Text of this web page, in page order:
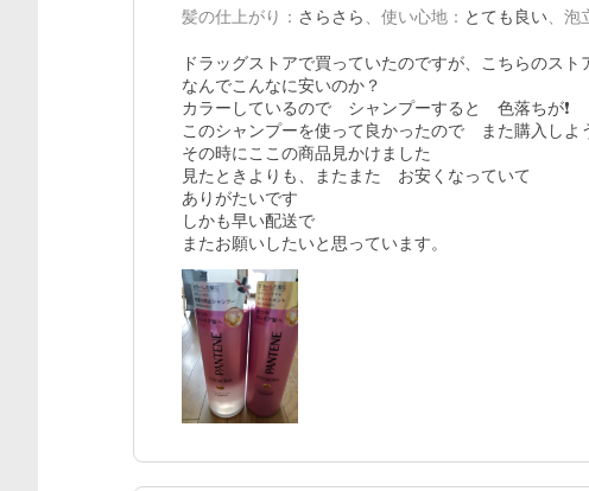
髪の仕上がり ： さらさら 使い心地 ： とても良い 泡
ドラッグストアで買っていたのですが、こちらのス
なんでこんなに安いのか？
カラーしているので　シャンプーすると　色落ちが❗
このシャンプーを使って良かったので　また購入しよ
その時にここの商品見かけました
見たときよりも、またまた　お安くなっていて
ありがたいです
しかも早い配送で
またお願いしたいと思っています。